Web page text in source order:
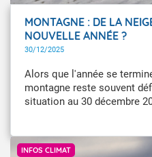
MONTAGNE : DE LA
NOUVELLE ANNÉE ?
30/12/2025
Alors que l'année se
montagne reste souvent
situation au 30 décembre
INFOS CLIMAT
Météo-France / Bastien